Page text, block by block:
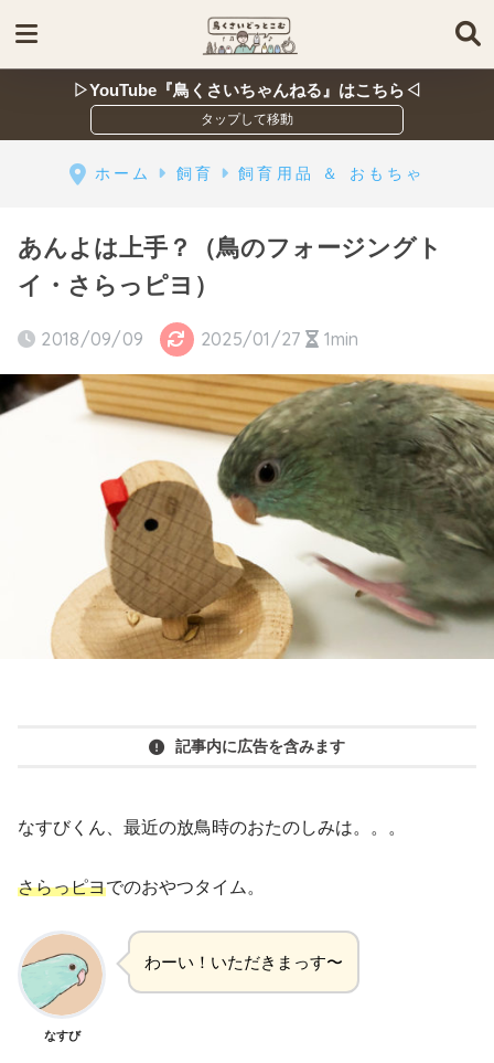
▷YouTube『鳥くさいちゃんねる』はこちら◁
ホーム 飼育 飼育用品 ＆ おもちゃ
あんよは上手？（鳥のフォージングト
イ・さらっピヨ）
2018/09/09 2025/01/27 1min
記事内に広告を含みます
なすびくん、最近の放鳥時のおたのしみは。。。
さらっピヨでのおやつタイム。
なすび
わーい！いただきまっす〜